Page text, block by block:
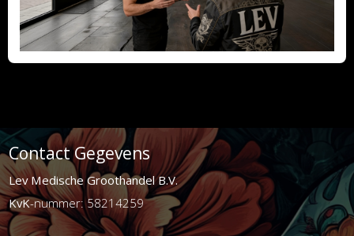
Contact Gegevens
Lev Medische Groothandel B.V.
KvK-nummer: 58214259